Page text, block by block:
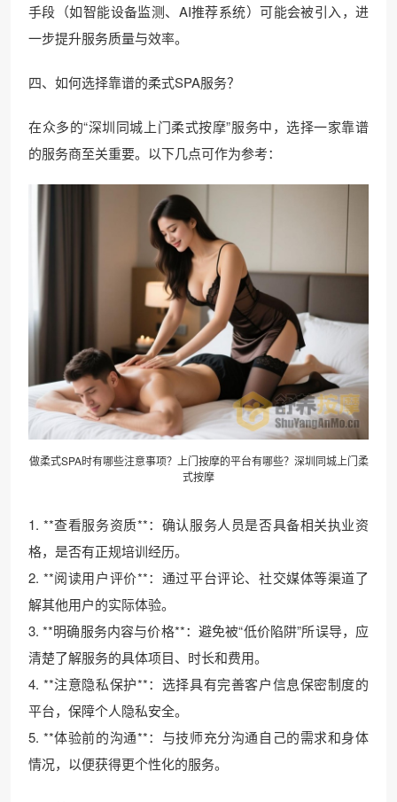
手段（如智能设备监测、AI推荐系统）可能会被引入，进
一步提升服务质量与效率。
四、如何选择靠谱的柔式SPA服务？
在众多的“深圳同城上门柔式按摩”服务中，选择一家靠谱
的服务商至关重要。以下几点可作为参考：
做柔式SPA时有哪些注意事项？上门按摩的平台有哪些？深圳同城上门柔
式按摩
1. **查看服务资质**：确认服务人员是否具备相关执业资
格，是否有正规培训经历。
2. **阅读用户评价**：通过平台评论、社交媒体等渠道了
解其他用户的实际体验。
3. **明确服务内容与价格**：避免被“低价陷阱”所误导，应
清楚了解服务的具体项目、时长和费用。
4. **注意隐私保护**：选择具有完善客户信息保密制度的
平台，保障个人隐私安全。
5. **体验前的沟通**：与技师充分沟通自己的需求和身体
情况，以便获得更个性化的服务。